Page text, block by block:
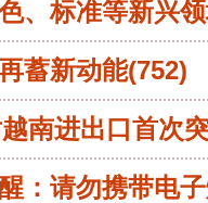
、标准等新兴
蓄新动能(752)
南进出口首次
：请勿携带电